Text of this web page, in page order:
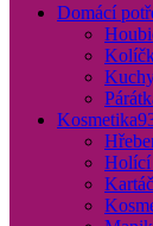
Domácí
Kosmetika
Holící